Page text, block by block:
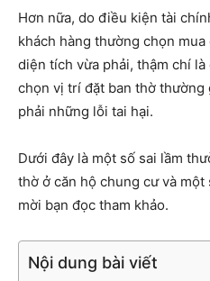
Hơn nữa, do điều kiện tài
khách hàng thường chọn
diện tích vừa phải, thậm chí
chọn vị trí đặt ban thờ thường
phải những lỗi tai hại.
Dưới đây là một số sai lầm
thờ ở căn hộ chung cư và
mời bạn đọc tham khảo.
Nội dung bài viết